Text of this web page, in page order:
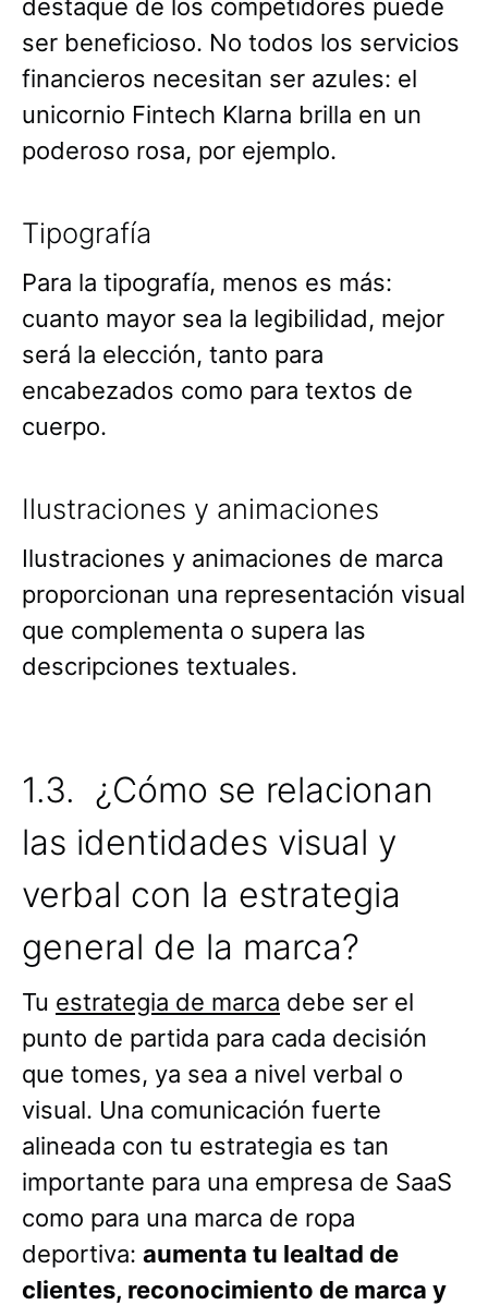
destaque de los competidores puede
ser beneficioso. No todos los servicios
financieros necesitan ser azules: el
unicornio Fintech Klarna brilla en un
poderoso rosa, por ejemplo.
Tipografía
Para la tipografía, menos es más:
cuanto mayor sea la legibilidad, mejor
será la elección, tanto para
encabezados como para textos de
cuerpo.
Ilustraciones y animaciones
Ilustraciones y animaciones de marca
proporcionan una representación visual
que complementa o supera las
descripciones textuales.
1.3. ¿Cómo se relacionan
las identidades visual y
verbal con la estrategia
general de la marca?
Tu estrategia de marca debe ser el
punto de partida para cada decisión
que tomes, ya sea a nivel verbal o
visual. Una comunicación fuerte
alineada con tu estrategia es tan
importante para una empresa de SaaS
como para una marca de ropa
deportiva: aumenta tu lealtad de
clientes, reconocimiento de marca y